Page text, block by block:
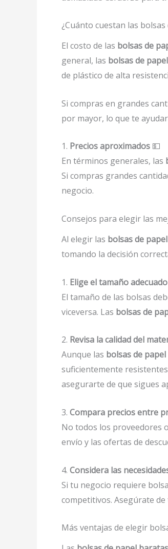
¿Cuánto cuestan las
El costo de las bolsas de
general, las bolsas de
de plástico de alta
Si compras en grandes
por mayor, lo que te
1. Precios aproximados 💵
En términos generales, las
Si compras grandes
negocio.
Consejos para elegir las
Al elegir las bolsas de
tomando la decisión
1. Elige el tamaño adecuado
El tamaño de las bolsas
viceversa. Las bolsas de
2. Revisa la calidad del
Aunque las bolsas de
suficientemente
asegurarte de que sigues
3. Compara precios entre
No todos los proveedores
envío y las ofertas de
4. Considera las
Si tu negocio requiere
competitivos. Asegúrate
Más ventajas de elegir